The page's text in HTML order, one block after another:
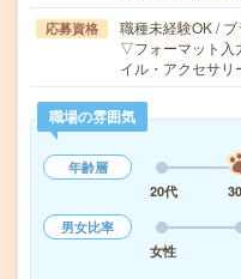
応募資格
職種未経験OK /
▽フォーマット入
イル・アクセサリ
職場の雰囲気
年齢層
20代
男女比率
女性